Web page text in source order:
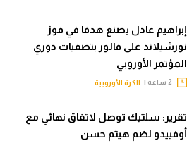
إبراهيم عادل يصنع هدفا في فوز
نورشيلاند على فالور بتصفيات دوري
المؤتمر الأوروبي
الكرة الأوروبية
تقرير: سلتيك توصل لاتفاق نهائي مع
أوفييدو لضم هيثم حسن